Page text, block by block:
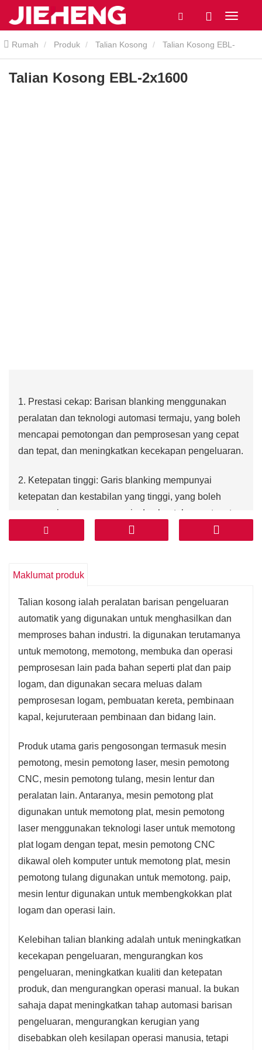
Rumah Produk Talian Kosong
2x1600
Talian Kosong EBL-2x1600
1. Prestasi cekap: Barisan blanking menggunakan
peralatan dan teknologi automasi termaju, yang boleh
mencapai pemotongan dan pemprosesan yang cepat
dan tepat, dan meningkatkan kecekapan pengeluaran.
2. Ketepatan tinggi: Garis blanking mempunyai
ketepatan dan kestabilan yang tinggi, yang boleh
mencapai pemprosesan saiz dan bentuk yang tepat
untuk memastikan kualiti produk.
merealisasikan pengeluaran automatik bersepadu,
kecekapan pengeluaran dan kualiti produk.
4. Aplikasi luas: garis pengosongan sesuai untuk
pemprosesan pelbagai bahan dan bentuk, seperti
kepingan logam, plastik, getah, dan lain-lain, yang
boleh memenuhi keperluan pemprosesan industri
yang berbeza.
automatik barisan pengosongan boleh menjimatkan
kos buruh dan masa, meningkatkan kecekapan
pengeluaran dan mengurangkan kos pengeluaran.
Maklumat produk
Talian kosong ialah peralatan barisan pengeluaran
automatik yang digunakan untuk menghasilkan dan
memproses bahan industri. Ia digunakan terutamanya
untuk memotong, memotong, membuka dan operasi
pemprosesan lain pada bahan seperti plat dan paip
logam, dan digunakan secara meluas dalam
pemprosesan logam, pembuatan kereta, pembinaan
kapal, kejuruteraan pembinaan dan bidang lain.
Produk utama garis pengosongan termasuk mesin
pemotong, mesin pemotong laser, mesin pemotong
CNC, mesin pemotong tulang, mesin lentur dan
peralatan lain. Antaranya, mesin pemotong plat
digunakan untuk memotong plat, mesin pemotong
laser menggunakan teknologi laser untuk memotong
plat logam dengan tepat, mesin pemotong CNC
dikawal oleh komputer untuk memotong plat, mesin
pemotong tulang digunakan untuk memotong. paip,
mesin lentur digunakan untuk membengkokkan plat
logam dan operasi lain.
Kelebihan talian blanking adalah untuk meningkatkan
kecekapan pengeluaran, mengurangkan kos
pengeluaran, meningkatkan kualiti dan ketepatan
produk, dan mengurangkan operasi manual. Ia bukan
sahaja dapat meningkatkan tahap automasi barisan
pengeluaran, mengurangkan kerugian yang
disebabkan oleh kesilapan operasi manusia, tetapi